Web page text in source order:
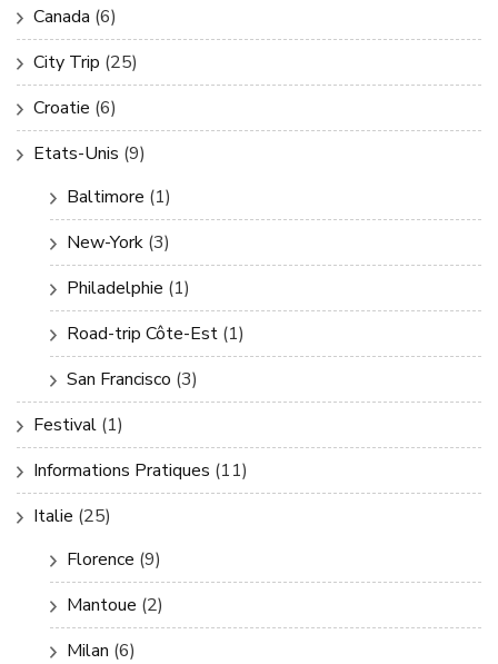
Canada (6)
City Trip (25)
Croatie (6)
Etats-Unis (9)
Baltimore (1)
New-York (3)
Philadelphie (1)
Road-trip Côte-Est (1)
San Francisco (3)
Festival (1)
Informations Pratiques (11)
Italie (25)
Florence (9)
Mantoue (2)
Milan (6)